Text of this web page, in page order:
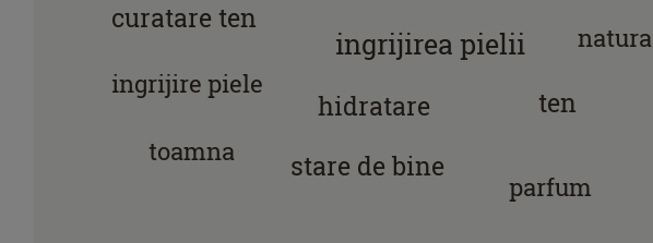
ingrijirea pielii
hidratare
stare de bine
ten
curatare ten
ingrijire piele
toamna
parfum
natura